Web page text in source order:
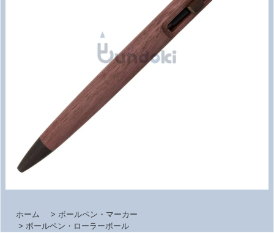
ホーム > ボールペン・マーカー
> ボールペン・ローラーボール